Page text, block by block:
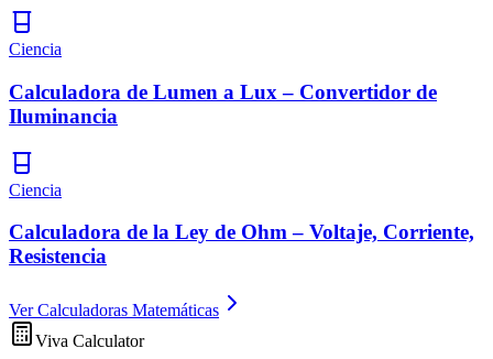
Ciencia
Calculadora de Lumen a Lux – Convertidor de
Iluminancia
Ciencia
Calculadora de la Ley de Ohm – Voltaje, Corriente,
Resistencia
Ver Calculadoras Matemáticas
Viva Calculator